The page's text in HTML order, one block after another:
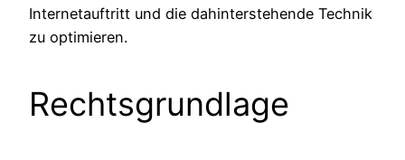
Internetauftritt und die dahinterstehende Technik
zu optimieren.
Rechtsgrundlage